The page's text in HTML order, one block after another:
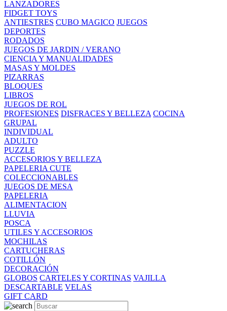
LANZADORES
FIDGET TOYS
ANTIESTRES CUBO MAGICO JUEGOS
DEPORTES
RODADOS
JUEGOS DE JARDIN / VERANO
CIENCIA Y MANUALIDADES
MASAS Y MOLDES
PIZARRAS
BLOQUES
LIBROS
JUEGOS DE ROL
PROFESIONES DISFRACES Y BELLEZA COCINA
GRUPAL
INDIVIDUAL
ADULTO
PUZZLE
ACCESORIOS Y BELLEZA
PAPELERIA CUTE
COLECCIONABLES
JUEGOS DE MESA
PAPELERIA
ALIMENTACION
LLUVIA
POSCA
UTILES Y ACCESORIOS
MOCHILAS
CARTUCHERAS
COTILLÓN
DECORACIÓN
GLOBOS CARTELES Y CORTINAS VAJILLA
DESCARTABLE VELAS
GIFT CARD